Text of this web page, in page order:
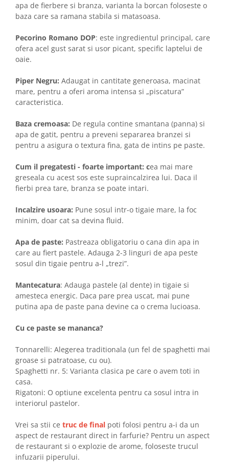
apa de fierbere si branza, varianta la borcan foloseste o
baza care sa ramana stabila si matasoasa.
Pecorino Romano DOP: este ingredientul principal, care
ofera acel gust sarat si usor picant, specific laptelui de
oaie.
Piper Negru: Adaugat in cantitate generoasa, macinat
mare, pentru a oferi aroma intensa si „piscatura”
caracteristica.
Baza cremoasa: De regula contine smantana (panna) si
apa de gatit, pentru a preveni separarea branzei si
pentru a asigura o textura fina, gata de intins pe paste.
Cum il pregatesti - foarte important: cea mai mare
greseala cu acest sos este supraincalzirea lui. Daca il
fierbi prea tare, branza se poate intari.
Incalzire usoara: Pune sosul intr-o tigaie mare, la foc
minim, doar cat sa devina fluid.
Apa de paste: Pastreaza obligatoriu o cana din apa in
care au fiert pastele. Adauga 2-3 linguri de apa peste
sosul din tigaie pentru a-l „trezi”.
Mantecatura: Adauga pastele (al dente) in tigaie si
amesteca energic. Daca pare prea uscat, mai pune
putina apa de paste pana devine ca o crema lucioasa.
Cu ce paste se mananca?
Tonnarelli: Alegerea traditionala (un fel de spaghetti mai
groase si patratoase, cu ou).
Spaghetti nr. 5: Varianta clasica pe care o avem toti in
casa.
Rigatoni: O optiune excelenta pentru ca sosul intra in
interiorul pastelor.
Vrei sa stii ce truc de final poti folosi pentru a-i da un
aspect de restaurant direct in farfurie? Pentru un aspect
de restaurant si o explozie de arome, foloseste trucul
infuzarii piperului.